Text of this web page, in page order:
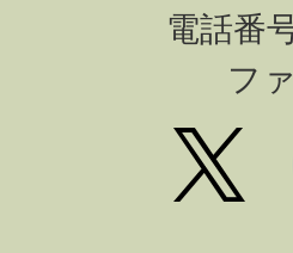
電話番
フ